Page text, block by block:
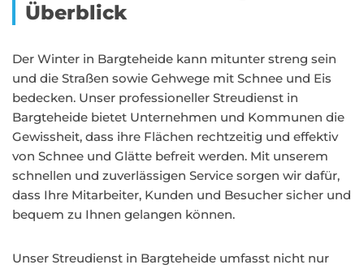
Überblick
Der Winter in Bargteheide kann mitunter streng sein
und die Straßen sowie Gehwege mit Schnee und Eis
bedecken. Unser professioneller Streudienst in
Bargteheide bietet Unternehmen und Kommunen die
Gewissheit, dass ihre Flächen rechtzeitig und effektiv
von Schnee und Glätte befreit werden. Mit unserem
schnellen und zuverlässigen Service sorgen wir dafür,
dass Ihre Mitarbeiter, Kunden und Besucher sicher und
bequem zu Ihnen gelangen können.
Unser Streudienst in Bargteheide umfasst nicht nur